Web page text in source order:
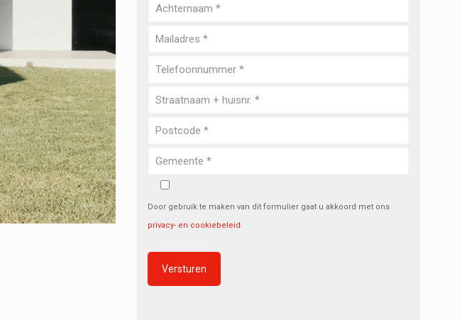
Door gebruik te maken van dit formulier gaat u akkoord met ons
privacy- en cookiebeleid